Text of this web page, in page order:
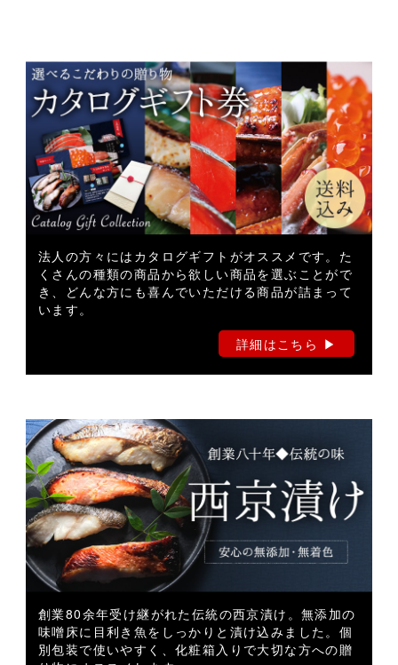
法人の方々にはカタログギフトがオススメです。た
くさんの種類の商品から欲しい商品を選ぶことがで
き、どんな方にも喜んでいただける商品が詰まって
います。
詳細はこちら ▶︎
創業80余年受け継がれた伝統の西京漬け。無添加の
味噌床に目利き魚をしっかりと漬け込みました。個
別包装で使いやすく、化粧箱入りで大切な方への贈